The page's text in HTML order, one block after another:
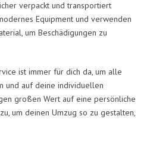
verpackt und transportiert
Equipment und verwenden
um Beschädigungen zu
ist immer für dich da, um alle
und auf deine individuellen
großen Wert auf eine persönliche
um deinen Umzug so zu gestalten,